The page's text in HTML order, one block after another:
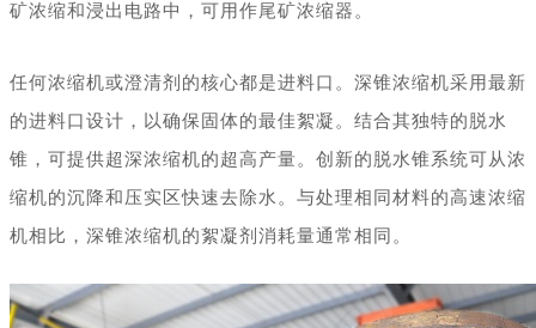
矿浓缩和浸出电路中，可用作尾矿浓缩器。
任何浓缩机或澄清剂的核心都是进料口。深锥浓缩机采用最新
的进料口设计，以确保固体的最佳絮凝。结合其独特的脱水
锥，可提供超深浓缩机的超高产量。创新的脱水锥系统可从浓
缩机的沉降和压实区快速去除水。与处理相同材料的高速浓缩
机相比，深锥浓缩机的絮凝剂消耗量通常相同。